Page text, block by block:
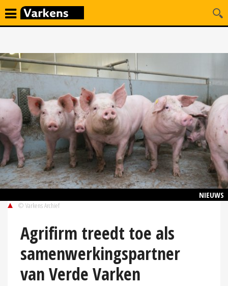
NIEUWS
© Varkens Archief
Agrifirm treedt toe als
samenwerkingspartner
van Verde Varken